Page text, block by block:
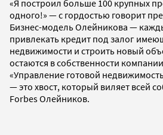
«Я построил больше 100 крупных
одного!» — с гордостью говорит
Бизнес-модель Олейникова —
привлекать кредит под залог
недвижимости и строить новый
остаются в собственности
«Управление готовой
— это хвост, который виляет всей
Forbes Олейников.